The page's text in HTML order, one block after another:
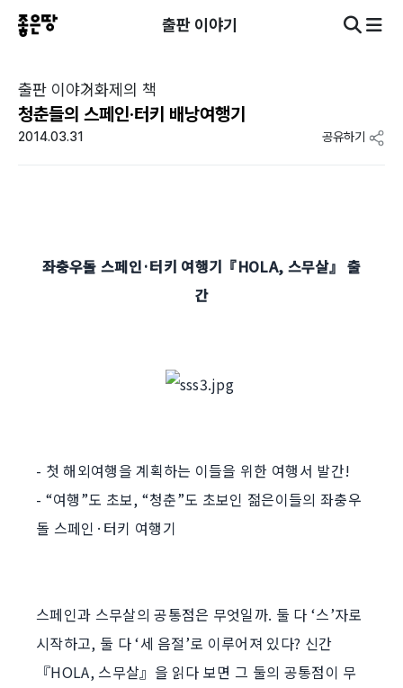
출판 이야기
출판 이야기화제의 책
청춘들의 스페인·터키 배낭여행기
2014.03.31 공유하기
좌충우돌 스페인·터키 여행기『HOLA, 스무살』 출
간
- 첫 해외여행을 계획하는 이들을 위한 여행서 발간!
- “여행”도 초보, “청춘”도 초보인 젊은이들의 좌충우
돌 스페인·터키 여행기
스페인과 스무살의 공통점은 무엇일까. 둘 다 ‘스’자로
시작하고, 둘 다 ‘세 음절’로 이루어져 있다? 신간
『HOLA, 스무살』을 읽다 보면 그 둘의 공통점이 무